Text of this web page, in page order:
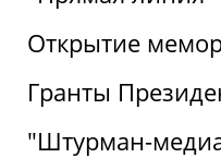
Открытие
Гранты
"Штурман-